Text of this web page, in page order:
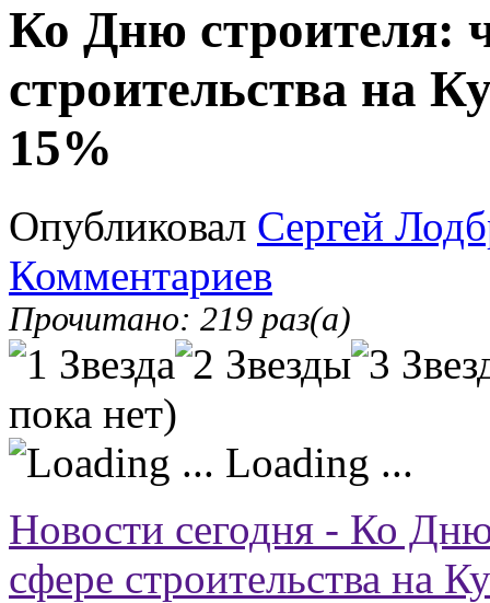
Ко Дню строителя:
строительства на
15%
Опубликовал Сергей
Комментариев
Прочитано: 219 раз(а)
пока нет)
Loading ...
Новости сегодня - Ко
сфере строительства на